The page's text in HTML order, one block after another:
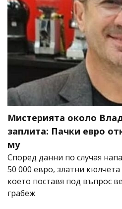
Мистерията около
заплита: Пачки евро
му
Според данни по случая
50 000 евро, златни
което поставя под въпрос
грабеж